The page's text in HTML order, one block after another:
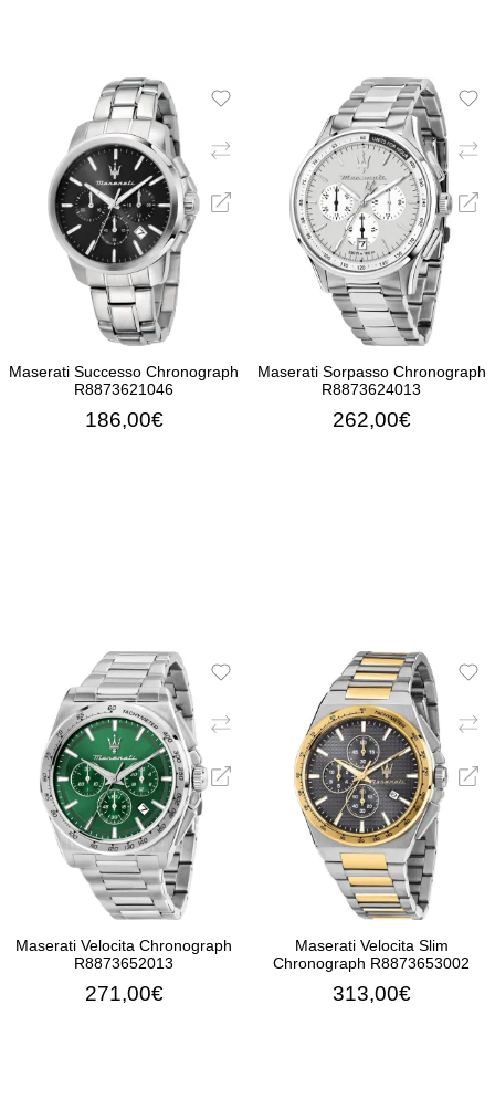
ΠΡΟΣΘΉΚΗ ΣΤΟ ΚΑΛΆΘΙ ΠΡΟΣΘΉΚΗ ΣΤΟ
ΠΡΟΣΘΉΚΗ ΣΤΟ ΚΑΛΆΘΙ
Maserati Successo Chronograph
R8873621046
186,00€
ΠΡΟΣΘΉΚΗ ΣΤΟ
Maserati Sorpasso Chronograph
R8873624013
262,00€
Maserati Velocita Chronograph
R8873652013
271,00€
Maserati Velocita Slim
Chronograph R8873653002
313,00€